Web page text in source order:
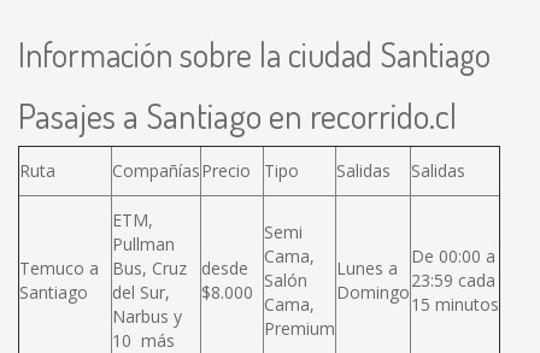
Información sobre la ciudad Santiago
Pasajes a Santiago en recorrido.cl
Ruta CompañíasPrecio Tipo Salidas Salidas
Temuco a
Santiago
ETM,
Pullman
Bus, Cruz
del Sur,
Narbus y
10 más
desde
$8.000
Semi
Cama,
Salón
Cama,
Premium
Lunes a
Domingo
De 00:00 a
23:59 cada
15 minutos